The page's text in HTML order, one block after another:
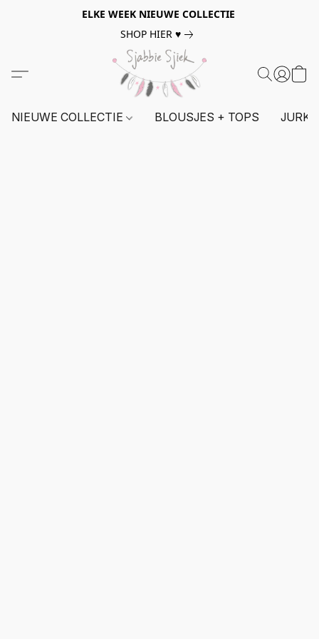
ELKE WEEK NIEUWE COLLECTIE
SHOP HIER ♥
NIEUWE COLLECTIE BLOUSJES + TOPS